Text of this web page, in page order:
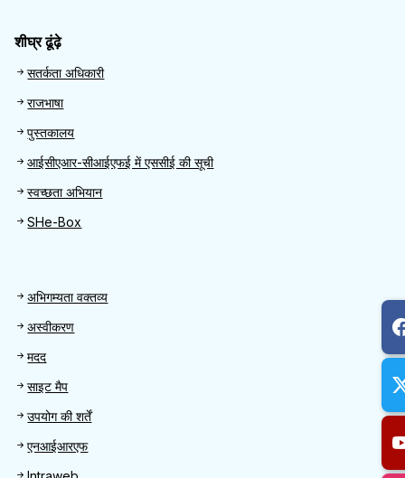
शीघ्र ढूंढ़े
Quick Find
सतर्कता अधिकारी
राजभाषा
पुस्तकालय
आईसीएआर-सीआईएफई में एससीई की सूची
स्वच्छता अभियान
SHe-Box
Footer
अभिगम्यता वक्तव्य
अस्वीकरण
मदद
साइट मैप
उपयोग की शर्तें
एनआईआरएफ